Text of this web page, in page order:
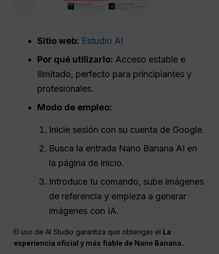
Sitio web: Estudio AI
Por qué utilizarlo: Acceso estable e
ilimitado, perfecto para principiantes y
profesionales.
Modo de empleo:
Inicie sesión con su cuenta de Google.
Busca la entrada Nano Banana AI en
la página de inicio.
Introduce tu comando, sube imágenes
de referencia y empieza a generar
imágenes con IA.
El uso de AI Studio garantiza que obtengas el La
experiencia oficial y más fiable de Nano Banana..